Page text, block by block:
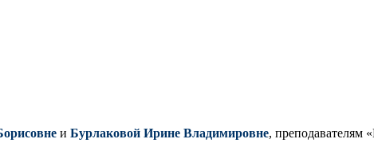
и Бурлаковой Ирине Владимировне, преподавателям